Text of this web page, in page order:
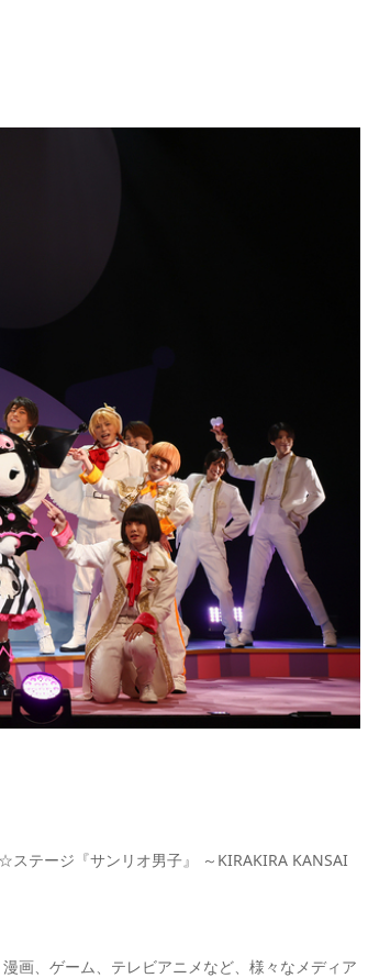
テージ『サンリオ男子』 ～KIRAKIRA KANSAI
画、ゲーム、テレビアニメなど、様々なメディア